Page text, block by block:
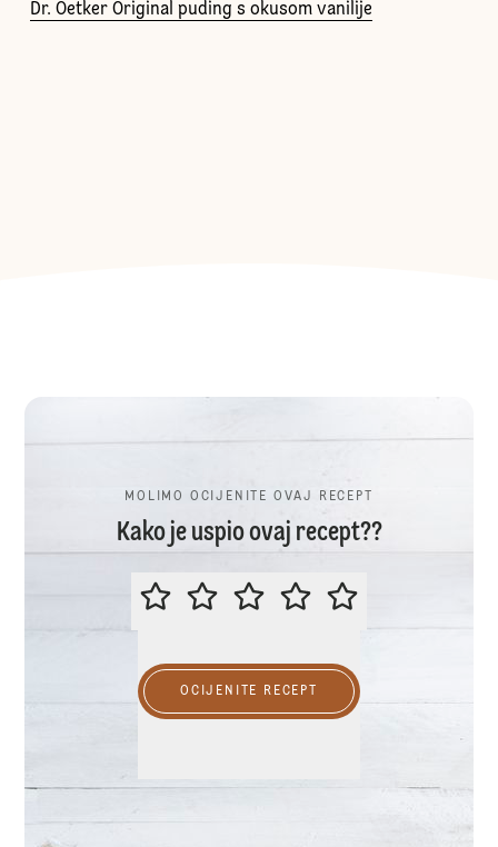
Dr. Oetker Original puding s okusom vanilije
MOLIMO OCIJENITE OVAJ RECEPT
Kako je uspio ovaj recept??
MOLIMO OCIJENITE OVAJ
OCIJENITE RECEPT